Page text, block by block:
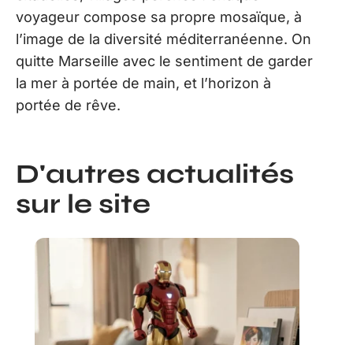
voyageur compose sa propre mosaïque, à
l’image de la diversité méditerranéenne. On
quitte Marseille avec le sentiment de garder
la mer à portée de main, et l’horizon à
portée de rêve.
D'autres actualités
sur le site